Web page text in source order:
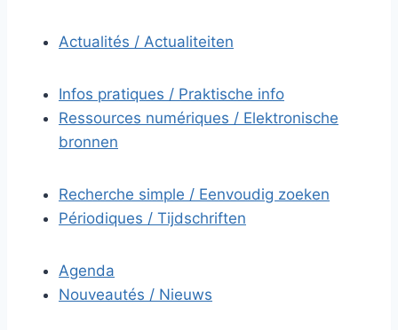
Actualités / Actualiteiten
Infos pratiques / Praktische info
Ressources numériques / Elektronische
bronnen
Recherche simple / Eenvoudig zoeken
Périodiques / Tijdschriften
Agenda
Nouveautés / Nieuws